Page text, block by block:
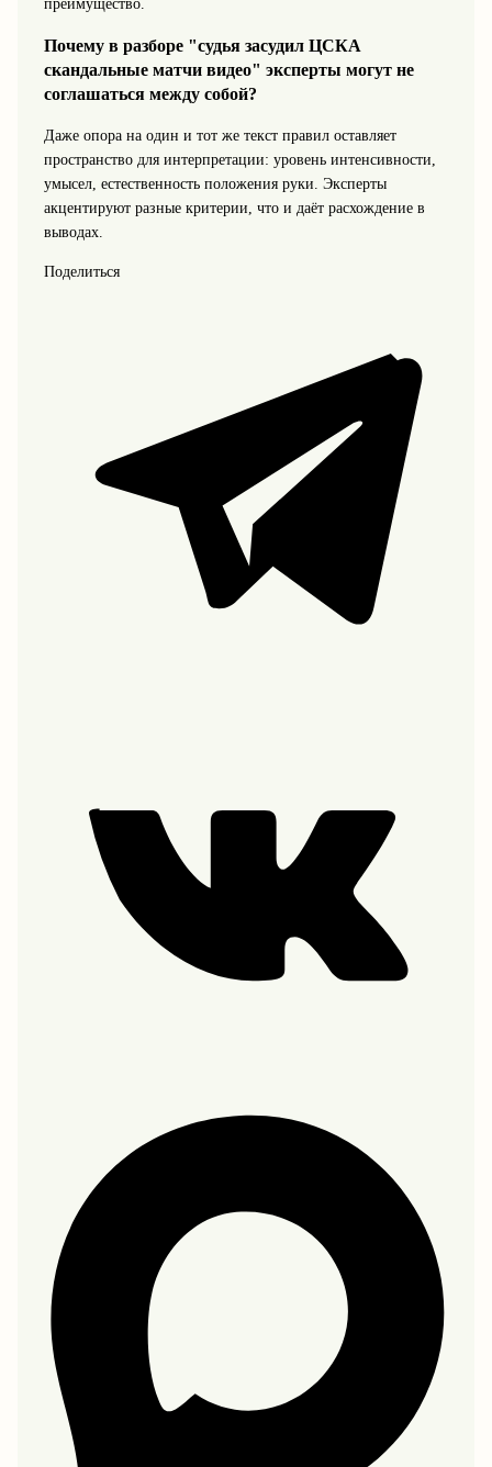
преимущество.
Почему в разборе "судья засудил ЦСКА
скандальные матчи видео" эксперты могут не
соглашаться между собой?
Даже опора на один и тот же текст правил оставляет
пространство для интерпретации: уровень интенсивности,
умысел, естественность положения руки. Эксперты
акцентируют разные критерии, что и даёт расхождение в
выводах.
Поделиться